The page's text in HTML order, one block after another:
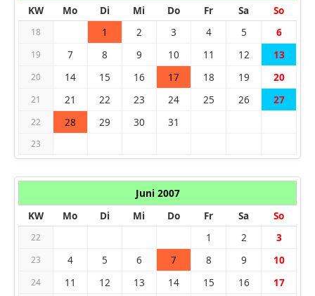
KW
Mo Di Mi Do Fr Sa So
18 1 2 3 4 5 6
19 7 8 9 10 11 12 13
20 14 15 16 17 18 19 20
21 21 22 23 24 25 26 27
22 28 29 30 31
23
Juni 2007
KW
Mo Di Mi Do Fr Sa So
22 1 2 3
23 4 5 6 7 8 9 10
24 11 12 13 14 15 16 17